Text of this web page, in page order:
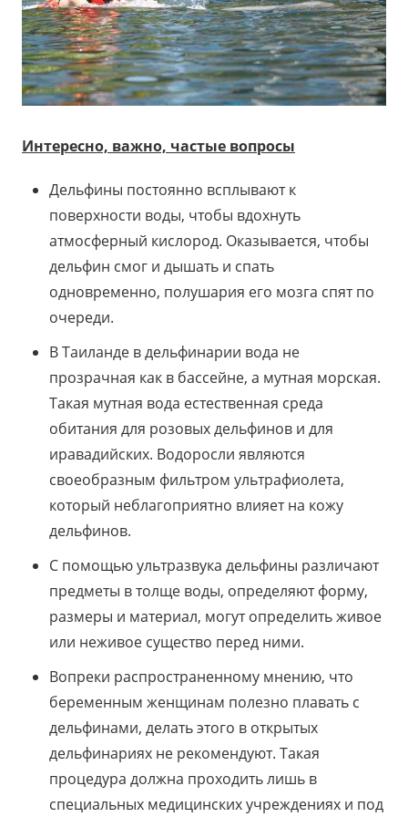
Интересно, важно, частые вопросы
Дельфины постоянно всплывают к
поверхности воды, чтобы вдохнуть
атмосферный кислород. Оказывается, чтобы
дельфин смог и дышать и спать
одновременно, полушария его мозга спят по
очереди.
В Таиланде в дельфинарии вода не
прозрачная как в бассейне, а мутная морская.
Такая мутная вода естественная среда
обитания для розовых дельфинов и для
иравадийских. Водоросли являются
своеобразным фильтром ультрафиолета,
который неблагоприятно влияет на кожу
дельфинов.
С помощью ультразвука дельфины различают
предметы в толще воды, определяют форму,
размеры и материал, могут определить живое
или неживое существо перед ними.
Вопреки распространенному мнению, что
беременным женщинам полезно плавать с
дельфинами, делать этого в открытых
дельфинариях не рекомендуют. Такая
процедура должна проходить лишь в
специальных медицинских учреждениях и под